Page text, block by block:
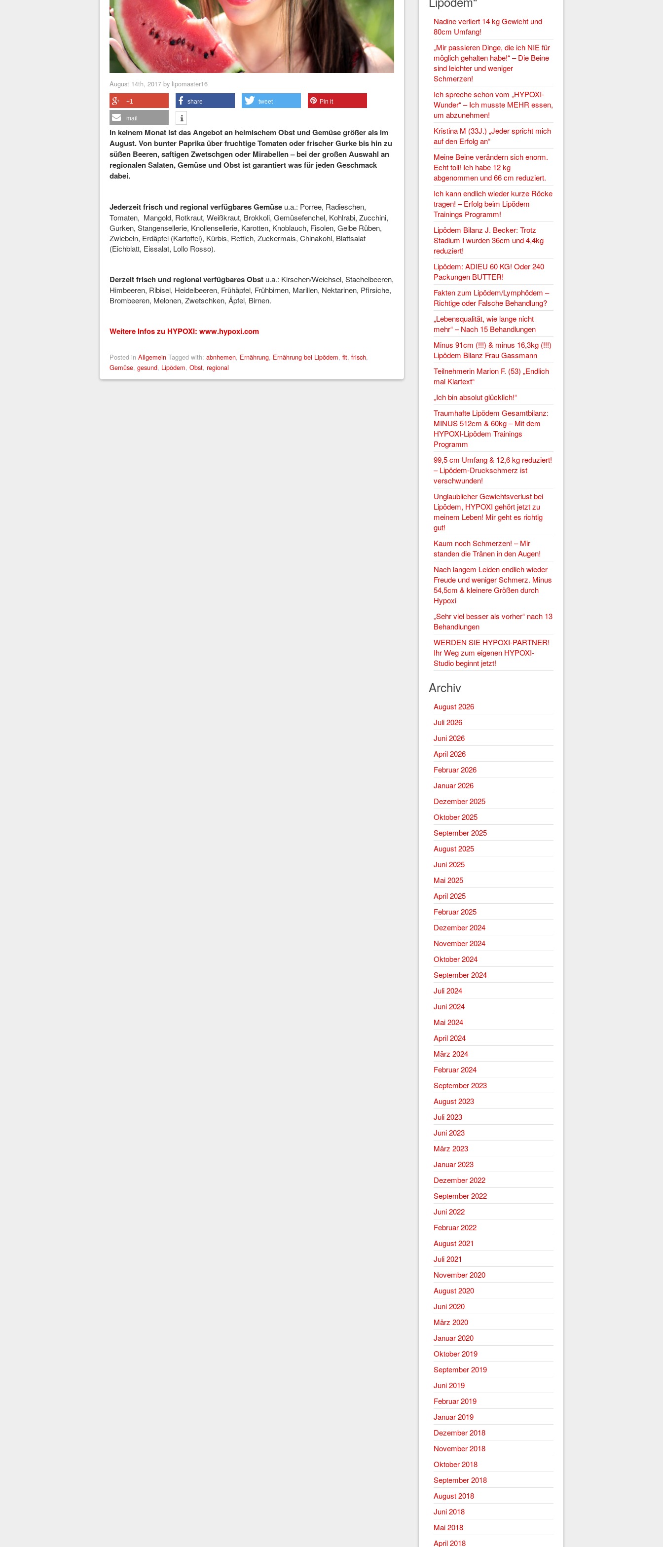
August 14th, 2017 by lipomaster16
+1 share tweet Pin it
mail
In keinem Monat ist das Angebot an heimischem Obst und Gemüse größer als im
August. Von bunter Paprika über fruchtige Tomaten oder frischer Gurke bis hin zu
süßen Beeren, saftigen Zwetschgen oder Mirabellen – bei der großen Auswahl an
regionalen Salaten, Gemüse und Obst ist garantiert was für jeden Geschmack
dabei.
Jederzeit frisch und regional verfügbares Gemüse u.a.: Porree, Radieschen,
Tomaten, Mangold, Rotkraut, Weißkraut, Brokkoli, Gemüsefenchel, Kohlrabi, Zucchini,
Gurken, Stangensellerie, Knollensellerie, Karotten, Knoblauch, Fisolen, Gelbe Rüben,
Zwiebeln, Erdäpfel (Kartoffel), Kürbis, Rettich, Zuckermais, Chinakohl, Blattsalat
(Eichblatt, Eissalat, Lollo Rosso).
Derzeit frisch und regional verfügbares Obst u.a.: Kirschen/Weichsel, Stachelbeeren,
Himbeeren, Ribisel, Heidelbeeren, Frühäpfel, Frühbirnen, Marillen, Nektarinen, Pfirsiche,
Brombeeren, Melonen, Zwetschken, Äpfel, Birnen.
Weitere Infos zu HYPOXI: www.hypoxi.com
Posted in Allgemein Tagged with: abnhemen, Ernährung, Ernährung bei Lipödem, fit, frisch,
Gemüse, gesund, Lipödem, Obst, regional
Nadine verliert 14 kg Gewicht und
80cm Umfang!
„Mir passieren Dinge, die ich NIE für
möglich gehalten habe!“ – Die Beine
sind leichter und weniger
Schmerzen!
Ich spreche schon vom „HYPOXI-
Wunder“ – Ich musste MEHR essen,
um abzunehmen!
Kristina M (33J.) „Jeder spricht mich
auf den Erfolg an“
Meine Beine verändern sich enorm.
Echt toll! Ich habe 12 kg
abgenommen und 66 cm reduziert.
Ich kann endlich wieder kurze Röcke
tragen! – Erfolg beim Lipödem
Trainings Programm!
Lipödem Bilanz J. Becker: Trotz
Stadium I wurden 36cm und 4,4kg
reduziert!
Lipödem: ADIEU 60 KG! Oder 240
Packungen BUTTER!
Fakten zum Lipödem/Lymphödem –
Richtige oder Falsche Behandlung?
„Lebensqualität, wie lange nicht
mehr“ – Nach 15 Behandlungen
Minus 91cm (!!!) & minus 16,3kg (!!!)
Lipödem Bilanz Frau Gassmann
Teilnehmerin Marion F. (53) „Endlich
mal Klartext“
„Ich bin absolut glücklich!“
Traumhafte Lipödem Gesamtbilanz:
MINUS 512cm & 60kg – Mit dem
HYPOXI-Lipödem Trainings
Programm
99,5 cm Umfang & 12,6 kg reduziert!
– Lipödem-Druckschmerz ist
verschwunden!
Unglaublicher Gewichtsverlust bei
Lipödem, HYPOXI gehört jetzt zu
meinem Leben! Mir geht es richtig
gut!
Kaum noch Schmerzen! – Mir
standen die Tränen in den Augen!
Nach langem Leiden endlich wieder
Freude und weniger Schmerz. Minus
54,5cm & kleinere Größen durch
Hypoxi
„Sehr viel besser als vorher“ nach 13
Behandlungen
WERDEN SIE HYPOXI-PARTNER!
Ihr Weg zum eigenen HYPOXI-
Studio beginnt jetzt!
Archiv
August 2026
Juli 2026
Juni 2026
April 2026
Februar 2026
Januar 2026
Dezember 2025
Oktober 2025
September 2025
August 2025
Juni 2025
Mai 2025
April 2025
Februar 2025
Dezember 2024
November 2024
Oktober 2024
September 2024
Juli 2024
Juni 2024
Mai 2024
April 2024
März 2024
Februar 2024
September 2023
August 2023
Juli 2023
Juni 2023
März 2023
Januar 2023
Dezember 2022
September 2022
Juni 2022
Februar 2022
August 2021
Juli 2021
November 2020
August 2020
Juni 2020
März 2020
Januar 2020
Oktober 2019
September 2019
Juni 2019
Februar 2019
Januar 2019
Dezember 2018
November 2018
Oktober 2018
September 2018
August 2018
Juni 2018
Mai 2018
April 2018